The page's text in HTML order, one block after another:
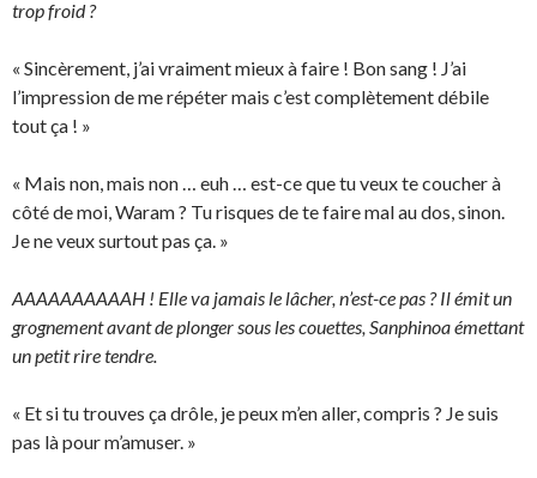
trop froid ?
« Sincèrement, j’ai vraiment mieux à faire ! Bon sang ! J’ai
l’impression de me répéter mais c’est complètement débile
tout ça ! »
« Mais non, mais non … euh … est-ce que tu veux te coucher à
côté de moi, Waram ? Tu risques de te faire mal au dos, sinon.
Je ne veux surtout pas ça. »
AAAAAAAAAAH ! Elle va jamais le lâcher, n’est-ce pas ? Il émit un
grognement avant de plonger sous les couettes, Sanphinoa émettant
un petit rire tendre.
« Et si tu trouves ça drôle, je peux m’en aller, compris ? Je suis
pas là pour m’amuser. »